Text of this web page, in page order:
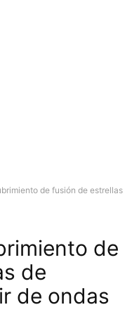
de fusión de estrellas
de
de
de ondas